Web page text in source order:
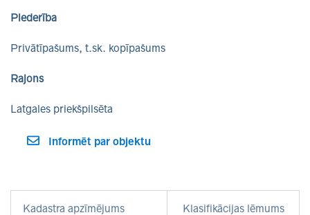
Piederība
Privātīpašums, t.sk. kopīpašums
Rajons
Latgales priekšpilsēta
Informēt par objektu
Kadastra apzīmējums Klasifikācijas lēmums